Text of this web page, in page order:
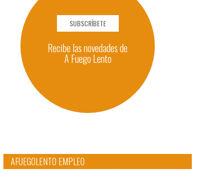
SUBSCRÍBETE
Recibe las novedades de
A Fuego Lento
AFUEGOLENTO EMPLEO